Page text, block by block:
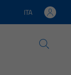
Lingua attiva:
ITA